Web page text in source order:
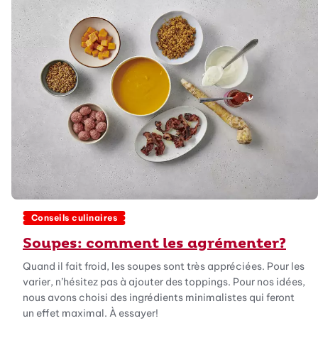
Conseils culinaires
Soupes: comment les agrémenter?
Quand il fait froid, les soupes sont très appréciées. Pour les
varier, n’hésitez pas à ajouter des toppings. Pour nos idées,
nous avons choisi des ingrédients minimalistes qui feront
un effet maximal. À essayer!